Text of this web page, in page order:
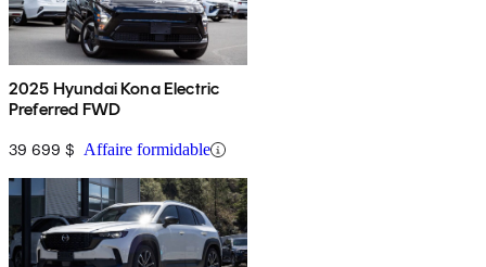
2025 Hyundai Kona Electric
Preferred FWD
39 699 $ Affaire formidable